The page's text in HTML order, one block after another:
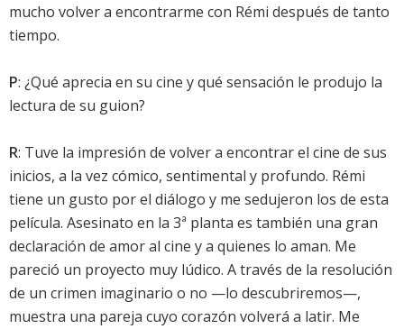
mucho volver a encontrarme con Rémi después de tanto
tiempo.
P: ¿Qué aprecia en su cine y qué sensación le produjo la
lectura de su guion?
R: Tuve la impresión de volver a encontrar el cine de sus
inicios, a la vez cómico, sentimental y profundo. Rémi
tiene un gusto por el diálogo y me sedujeron los de esta
película. Asesinato en la 3ª planta es también una gran
declaración de amor al cine y a quienes lo aman. Me
pareció un proyecto muy lúdico. A través de la resolución
de un crimen imaginario o no —lo descubriremos—,
muestra una pareja cuyo corazón volverá a latir. Me